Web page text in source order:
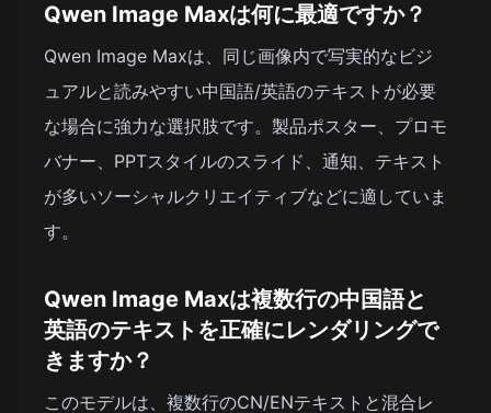
Qwen Image Maxは何に最適ですか？
Qwen Image Maxは、同じ画像内で写実的なビジ
ュアルと読みやすい中国語/英語のテキストが必要
な場合に強力な選択肢です。製品ポスター、プロモ
バナー、PPTスタイルのスライド、通知、テキスト
が多いソーシャルクリエイティブなどに適していま
す。
Qwen Image Maxは複数行の中国語と
英語のテキストを正確にレンダリングで
きますか？
このモデルは、複数行のCN/ENテキストと混合レ